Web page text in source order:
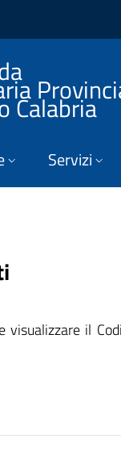
Calabria
Servizi
visualizzare il